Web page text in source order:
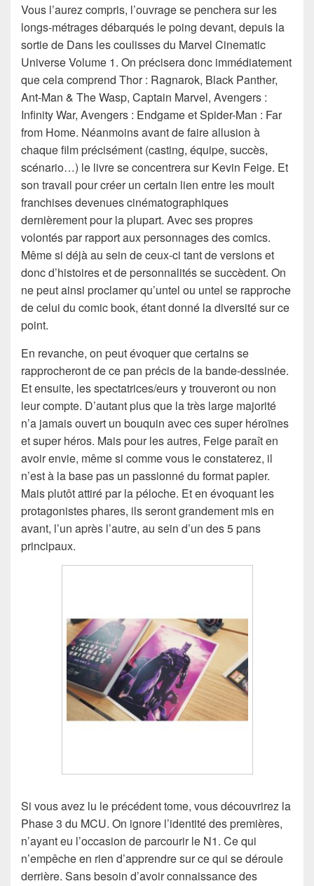
Vous l’aurez compris, l’ouvrage se penchera sur les
longs-métrages débarqués le poing devant, depuis la
sortie de Dans les coulisses du Marvel Cinematic
Universe Volume 1. On précisera donc immédiatement
que cela comprend Thor : Ragnarok, Black Panther,
Ant-Man & The Wasp, Captain Marvel, Avengers :
Infinity War, Avengers : Endgame et Spider-Man : Far
from Home. Néanmoins avant de faire allusion à
chaque film précisément (casting, équipe, succès,
scénario…) le livre se concentrera sur Kevin Feige. Et
son travail pour créer un certain lien entre les moult
franchises devenues cinématographiques
dernièrement pour la plupart. Avec ses propres
volontés par rapport aux personnages des comics.
Même si déjà au sein de ceux-ci tant de versions et
donc d’histoires et de personnalités se succèdent. On
ne peut ainsi proclamer qu’untel ou untel se rapproche
de celui du comic book, étant donné la diversité sur ce
point.
En revanche, on peut évoquer que certains se
rapprocheront de ce pan précis de la bande-dessinée.
Et ensuite, les spectatrices/eurs y trouveront ou non
leur compte. D’autant plus que la très large majorité
n’a jamais ouvert un bouquin avec ces super héroïnes
et super héros. Mais pour les autres, Feige paraît en
avoir envie, même si comme vous le constaterez, il
n’est à la base pas un passionné du format papier.
Mais plutôt attiré par la péloche. Et en évoquant les
protagonistes phares, ils seront grandement mis en
avant, l’un après l’autre, au sein d’un des 5 pans
principaux.
Si vous avez lu le précédent tome, vous découvrirez la
Phase 3 du MCU. On ignore l’identité des premières,
n’ayant eu l’occasion de parcourir le N1. Ce qui
n’empêche en rien d’apprendre sur ce qui se déroule
derrière. Sans besoin d’avoir connaissance des